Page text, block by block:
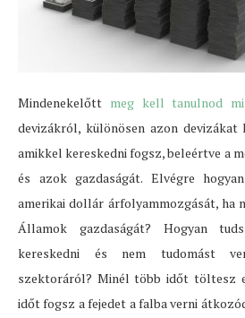
Mindenekelőtt meg kell tanulnod
devizákról, különösen azon devizákat
amikkel kereskedni fogsz, beleértve a
és azok gazdaságát. Elvégre
amerikai dollár árfolyammozgását, ha
Államok gazdaságát? Hogyan
kereskedni és nem tudomást
szektoráról? Minél több időt töltesz
időt fogsz a fejedet a falba verni